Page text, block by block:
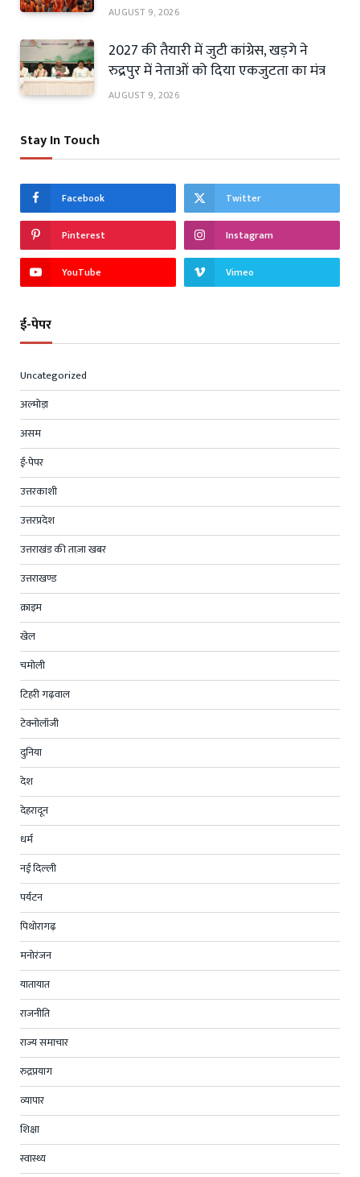
AUGUST 9, 2026
2027 की तैयारी में जुटी कांग्रेस, खड़गे ने
रुद्रपुर में नेताओं को दिया एकजुटता का मंत्र
AUGUST 9, 2026
Stay In Touch
Facebook Twitter
Pinterest Instagram
YouTube Vimeo
ई-पेपर
Uncategorized
अल्मोड़ा
असम
ई-पेपर
उत्तरकाशी
उत्तरप्रदेश
उत्तराखंड की ताज़ा खबर
उत्तराखण्ड
क्राइम
खेल
चमोली
टिहरी गढ़वाल
टेक्नोलॉजी
दुनिया
देश
देहरादून
धर्म
नई दिल्ली
पर्यटन
पिथोरागढ़
मनोरंजन
यातायात
राजनीति
राज्य समाचार
रुद्रप्रयाग
व्यापार
शिक्षा
स्वास्थ्य